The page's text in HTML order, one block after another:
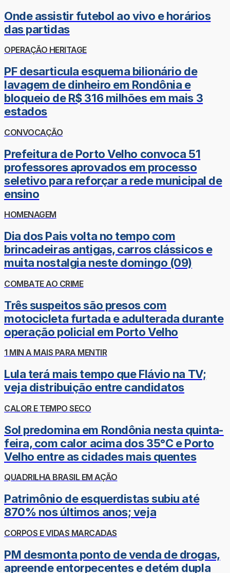
Onde assistir futebol ao vivo e horários
das partidas
OPERAÇÃO HERITAGE
PF desarticula esquema bilionário de
lavagem de dinheiro em Rondônia e
bloqueio de R$ 316 milhões em mais 3
estados
CONVOCAÇÃO
Prefeitura de Porto Velho convoca 51
professores aprovados em processo
seletivo para reforçar a rede municipal de
ensino
HOMENAGEM
Dia dos Pais volta no tempo com
brincadeiras antigas, carros clássicos e
muita nostalgia neste domingo (09)
COMBATE AO CRIME
Três suspeitos são presos com
motocicleta furtada e adulterada durante
operação policial em Porto Velho
1 MIN A MAIS PARA MENTIR
Lula terá mais tempo que Flávio na TV;
veja distribuição entre candidatos
CALOR E TEMPO SECO
Sol predomina em Rondônia nesta quinta-
feira, com calor acima dos 35°C e Porto
Velho entre as cidades mais quentes
QUADRILHA BRASIL EM AÇÃO
Patrimônio de esquerdistas subiu até
870% nos últimos anos; veja
CORPOS E VIDAS MARCADAS
PM desmonta ponto de venda de drogas,
apreende entorpecentes e detém dupla